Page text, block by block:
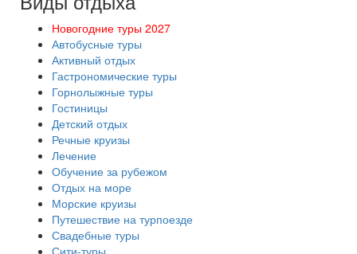
Новогодние туры 2027
Автобусные туры
Активный отдых
Гастрономические туры
Горнолыжные туры
Гостиницы
Детский отдых
Речные круизы
Лечение
Обучение за рубежом
Отдых на море
Морские круизы
Путешествие на турпоезде
Свадебные туры
Сити-туры